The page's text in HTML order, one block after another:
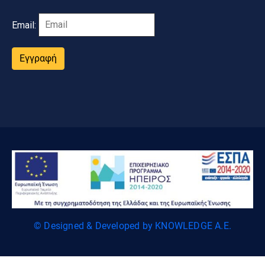
Email:
Εγγραφή
© Designed & Developed by KNOWLEDGE A.E.